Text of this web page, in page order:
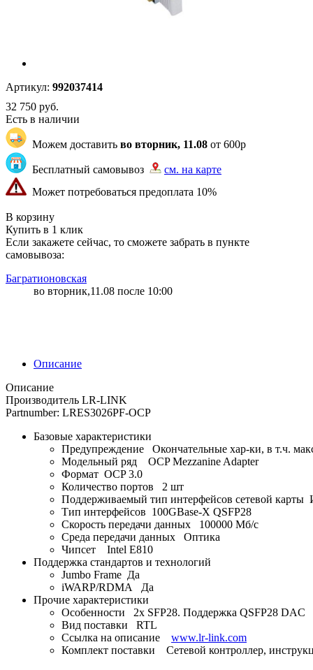
Артикул: 992037414
32 750 руб.
Есть в наличии
Можем доставить во вторник, 11.08 от 600р
Бесплатный самовывоз
см. на карте
Может потребоваться предоплата 10%
В корзину
Купить в 1 клик
Если закажете сейчас, то сможете забрать в пункте
самовывоза:
Багратионовская
во вторник,11.08 после 10:00
Описание
Описание
Производитель LR-LINK
Partnumber: LRES3026PF-OCP
Базовые характеристики
Предупреждение Окончательные хар-ки, в т.ч.
Модельный ряд OCP Mezzanine Adapter
Формат OCP 3.0
Количество портов 2 шт
Поддерживаемый тип интерфейсов сетевой карты
Тип интерфейсов 100GBase-X QSFP28
Скорость передачи данных 100000 Мб/с
Среда передачи данных Оптика
Чипсет Intel E810
Поддержка стандартов и технологий
Jumbo Frame Да
iWARP/RDMA Да
Прочие характеристики
Особенности 2x SFP28. Поддержка QSFP28 DAC
Вид поставки RTL
Ссылка на описание www.lr-link.com
Комплект поставки Сетевой контроллер,